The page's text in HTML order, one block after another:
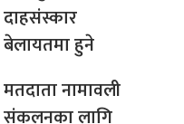
दाहसंस्कार
बेलायतमा हुने
मतदाता नामावली
संकलनका लागि